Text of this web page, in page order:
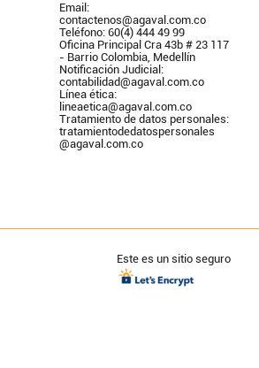
Email:
contactenos@agaval.com.co
Teléfono: 60(4) 444 49 99
Oficina Principal Cra 43b # 23 117
- Barrio Colombia, Medellín
Notificación Judicial:
contabilidad@agaval.com.co
Línea ética:
lineaetica@agaval.com.co
Tratamiento de datos personales:
tratamientodedatospersonales
@agaval.com.co
Este es un sitio seguro